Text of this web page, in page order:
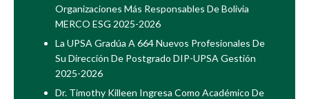
Organizaciones Más Responsables De Bolivia
MERCO ESG 2025-2026
La UPSA Gradúa A 664 Nuevos Profesionales De
Su Dirección De Postgrado DIP-UPSA Gestión
2025-2026
Dr. Timothy Killeen Ingresa Como Académico De